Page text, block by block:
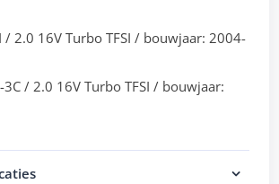
/ 2.0 16V Turbo TFSI / bouwjaar: 2004-
3C / 2.0 16V Turbo TFSI / bouwjaar: